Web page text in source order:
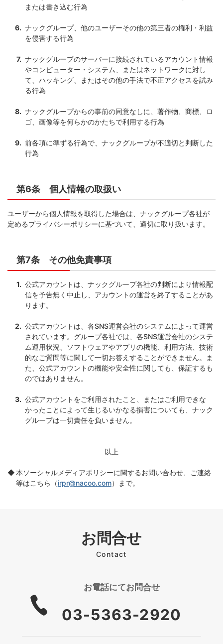
または書き込む行為
ナックグループ、他のユーザーその他の第三者の権利・利益
を侵害する行為
ナックグループのサーバーに接続されているアカウント情報
やコンピューター・システム、またはネットワークに対し
て、ハッキング、またはその他の手法で不正アクセスを試み
る行為
ナックグループからの事前の同意なしに、著作物、商標、ロ
ゴ、画像等を何らかのかたちで利用する行為
前各項に準ずる行為で、ナックグループが不適切と判断した
行為
第6条 個人情報の取扱い
ユーザーから個人情報を取得した場合は、ナックグループ各社が
定めるプライバシーポリシーに基づいて、適切に取り扱います。
第7条 その他免責事項
公式アカウントは、ナックグループ各社の判断により情報配
信を予告無く中止し、アカウントの運営を終了することがあ
ります。
公式アカウントは、各SNS運営会社のシステムによって運営
されています。グループ各社では、各SNS運営会社のシステ
ム運用状況、ソフトウェアやアプリの機能、利用方法、技術
的なご質問等に関して一切お答えすることができません。ま
た、公式アカウントの機能や安全性に関しても、保証するも
のではありません。
公式アカウントをご利用されたこと、またはご利用できな
かったことによって生じるいかなる損害についても、ナック
グループは一切責任を負いません。
以上
本ソーシャルメディアポリシーに関するお問い合わせ、ご連絡
等はこちら（irpr@nacoo.com）まで。
お問合せ
Contact
お電話にてお問合せ
03-5363-2920